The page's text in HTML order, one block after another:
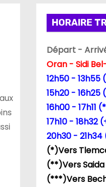
HORAIRE
Départ -
Oran - Sidi
12h50 - 13h55
15h20 - 16h25
16h00 - 17h11
17h10 - 18h32
20h30 -
(*)Vers
(**)Vers Saida
(***)Vers